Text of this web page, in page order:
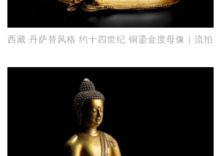
西藏 丹萨替风格 约十四世纪 铜鎏金度母像｜流拍